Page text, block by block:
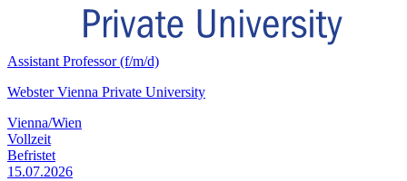
Assistant Professor (f/m/d)
Webster Vienna Private University
Vienna/Wien
Vollzeit
Befristet
15.07.2026